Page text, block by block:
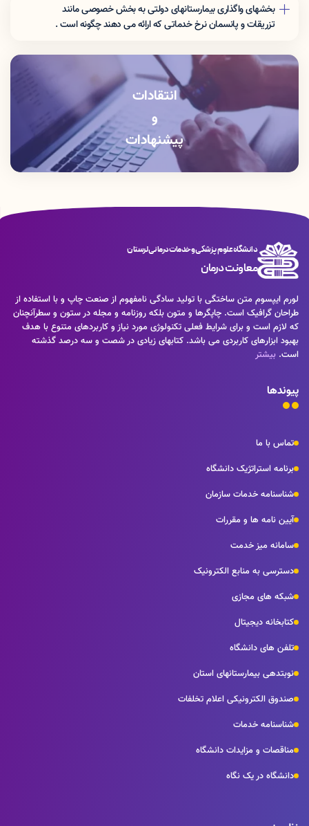
بخشهای واگذاری بیمارستانهای دولتی به بخش خصوصی مانند
تزریقات و پانسمان نرخ خدماتی که اراِئه می دهند چگونه است .
انتقادات
و
پیشنهادات
دانشگاه علوم پزشکی و خدمات درمانی لرستان
معاونت درمان
لورم ایپسوم متن ساختگی با تولید سادگی نامفهوم از صنعت چاپ و با استفاده از
طراحان گرافیک است. چاپگرها و متون بلکه روزنامه و مجله در ستون و سطرآنچنان
که لازم است و برای شرایط فعلی تکنولوژی مورد نیاز و کاربردهای متنوع با هدف
بهبود ابزارهای کاربردی می باشد. کتابهای زیادی در شصت و سه درصد گذشته
است. بیشتر
پیوندها
تماس با ما
برنامه استراتژیک دانشگاه
شناسنامه خدمات سازمان
آیین نامه ها و مقررات
سامانه میز خدمت
دسترسی به منابع الکترونیک
شبکه های مجازی
کتابخانه دیجیتال
تلفن های دانشگاه
نوبتدهی بیمارستانهای استان
صندوق الکترونیکی اعلام تخلفات
شناسنامه خدمات
مناقصات و مزایدات دانشگاه
دانشگاه در یک نگاه